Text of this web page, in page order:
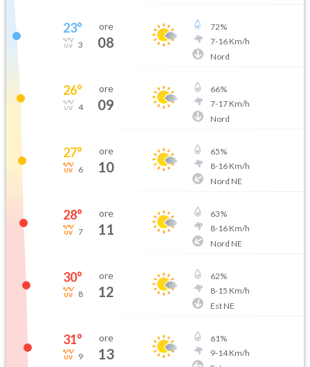
23°
3
ore
08
72%
7-16Km/h
Nord
26°
4
ore
09
66%
7-17Km/h
Nord
27°
6
ore
10
65%
8-16Km/h
Nord NE
28°
7
ore
11
63%
8-16Km/h
Nord NE
30°
8
ore
12
62%
8-15 Km/h
Est NE
31°
9
ore
13
61%
9-14Km/h